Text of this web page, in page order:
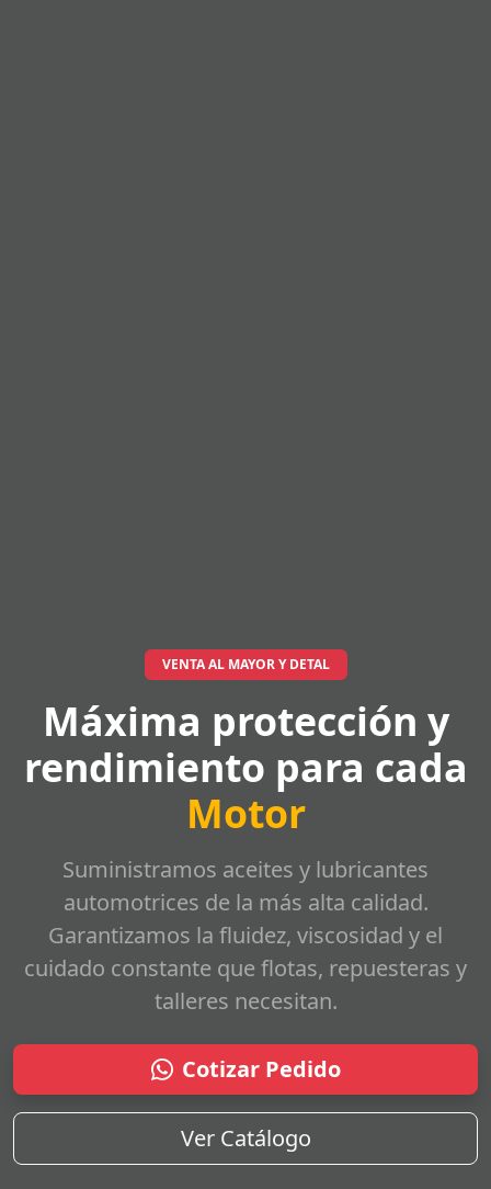
VENTA AL MAYOR Y DETAL
Máxima protección y
rendimiento para cada
Motor
Suministramos aceites y lubricantes
automotrices de la más alta calidad.
Garantizamos la fluidez, viscosidad y el
cuidado constante que flotas, repuesteras y
talleres necesitan.
Cotizar Pedido
Ver Catálogo